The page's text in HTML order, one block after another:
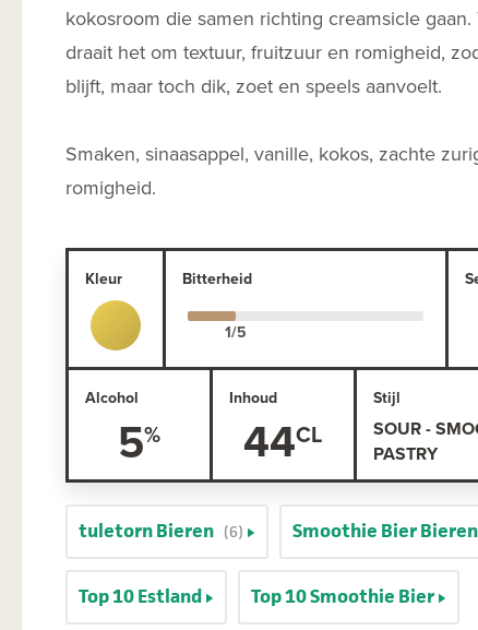
kokosroom die samen richting creamsicle gaan.
draait het om textuur, fruitzuur en romigheid,
blijft, maar toch dik, zoet en speels aanvoelt.
Smaken, sinaasappel, vanille, kokos, zachte
romigheid.
Kleur Bitterheid
Alcohol
5
Inhoud
44
Stijl
SOUR -
PASTRY
tuletorn Bieren (6) Smoothie Bier Bieren
Top 10 Estland Top 10 Smoothie Bier